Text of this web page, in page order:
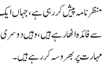
منظرنامہ پیش کر رہی ہے، جہاں
سے فائدہ اٹھا رہے ہیں، وہیں
مہارت پر بھروسہ کر رہے ہیں۔